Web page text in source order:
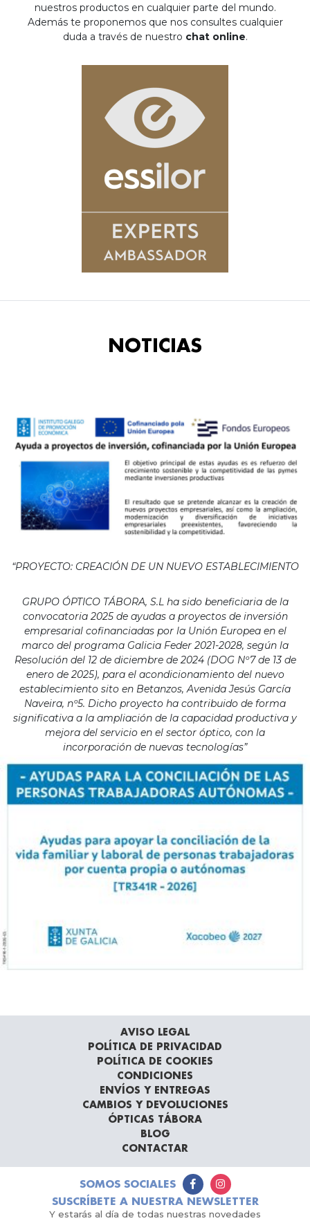
nuestros productos en cualquier parte del mundo.
Además te proponemos que nos consultes cualquier
duda a través de nuestro chat online.
NOTICIAS
“PROYECTO: CREACIÓN DE UN NUEVO ESTABLECIMIENTO
GRUPO ÓPTICO TÁBORA, S.L ha sido beneficiaria de la
convocatoria 2025 de ayudas a proyectos de inversión
empresarial cofinanciadas por la Unión Europea en el
marco del programa Galicia Feder 2021-2028, según la
Resolución del 12 de diciembre de 2024 (DOG Nº7 de 13 de
enero de 2025), para el acondicionamiento del nuevo
establecimiento sito en Betanzos, Avenida Jesús García
Naveira, nº5. Dicho proyecto ha contribuido de forma
significativa a la ampliación de la capacidad productiva y
mejora del servicio en el sector óptico, con la
incorporación de nuevas tecnologías”
AVISO LEGAL
POLÍTICA DE PRIVACIDAD
POLÍTICA DE COOKIES
CONDICIONES
ENVÍOS Y ENTREGAS
CAMBIOS Y DEVOLUCIONES
ÓPTICAS TÁBORA
BLOG
CONTACTAR
SOMOS SOCIALES
SUSCRÍBETE A NUESTRA NEWSLETTER
Y estarás al día de todas nuestras novedades